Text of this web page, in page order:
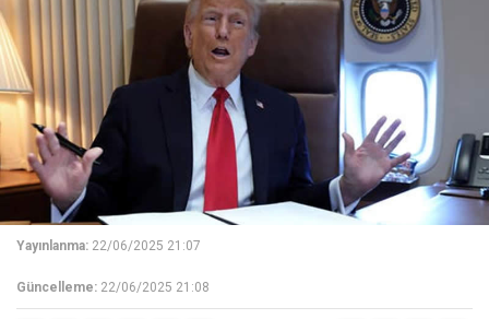
Yayınlanma: 22/06/2025 21:07
Güncelleme: 22/06/2025 21:08